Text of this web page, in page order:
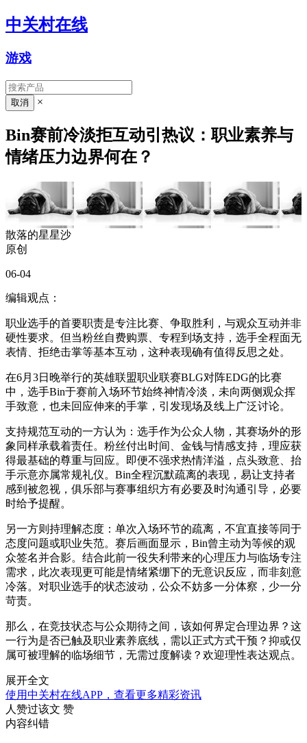
中关村在线
游戏
×
Bin赛前冷淡拒互动引热议：职业素养与
情绪压力边界何在？
散落的星星沙
原创
06-04
编辑观点：
职业选手的首要职责是专注比赛、争取胜利，与观众互动并非
硬性要求。但当粉丝自费购票、专程到场支持，选手全程面无
表情、拒绝击掌等基本互动，这种表现确有值得反思之处。
在6月3日晚举行的英雄联盟职业联赛BLG对阵EDG的比赛
中，选手Bin于赛前入场环节始终神情冷淡，未向两侧观众挥
手致意，也未回应伸来的手掌，引发现场及线上广泛讨论。
支持规范互动的一方认为：选手作为公众人物，其赛场外的形
象同样承载着责任。粉丝付出时间、金钱与情感支持，理应获
得最基础的尊重与回应。即便不强求热情洋溢，点头致意、抬
手示意亦属常规礼仪。Bin全程沉默疏离的表现，易让支持者
感到被忽视，俱乐部与赛事组织方有必要及时沟通引导，必要
时给予提醒。
另一方则持理解态度：单次入场环节的疏离，不宜直接等同于
态度问题或职业失范。赛后画面显示，Bin曾主动为等候的观
众签名并合影。结合此前一役失利带来的心理压力与临场专注
需求，此次表现更可能是情绪紧绷下的无意识反应，而非刻意
冷落。对职业选手的状态波动，公众不妨多一分体察，少一分
苛责。
那么，在竞技状态与公众期待之间，该如何界定合理边界？这
一行为是否已触及职业素养底线，需以正式方式干预？抑或仅
属可被理解的临场细节，无需过度解读？欢迎理性表达观点。
展开全文
使用中关村在线APP，查看更多精彩资讯
人赞过该文 赞
内容纠错